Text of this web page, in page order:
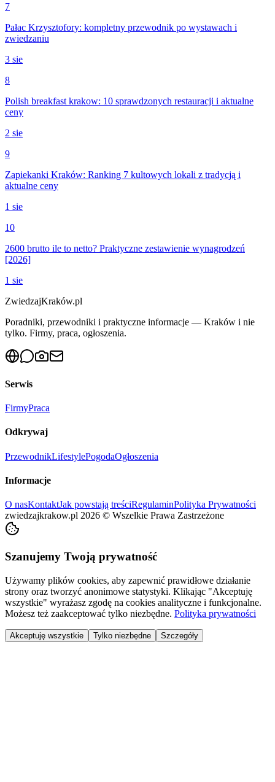
7
Pałac Krzysztofory: kompletny przewodnik po wystawach i
zwiedzaniu
3 sie
8
Polish breakfast krakow: 10 sprawdzonych restauracji i aktualne
ceny
2 sie
9
Zapiekanki Kraków: Ranking 7 kultowych lokali z tradycją i
aktualne ceny
1 sie
10
2600 brutto ile to netto? Praktyczne zestawienie wynagrodzeń
[2026]
1 sie
ZwiedzajKraków.pl
Poradniki, przewodniki i praktyczne informacje — Kraków i nie
tylko. Firmy, praca, ogłoszenia.
Serwis
FirmyPraca
Odkrywaj
PrzewodnikLifestylePogodaOgłoszenia
Informacje
O nasKontaktJak powstają treściRegulaminPolityka Prywatności
zwiedzajkrakow.pl 2026 © Wszelkie Prawa Zastrzeżone
Szanujemy Twoją prywatność
Używamy plików cookies, aby zapewnić prawidłowe działanie
strony oraz tworzyć anonimowe statystyki. Klikając "Akceptuję
wszystkie" wyrażasz zgodę na cookies analityczne i funkcjonalne.
Możesz też zaakceptować tylko niezbędne. Polityka prywatności
Akceptuję wszystkie Tylko niezbędne Szczegóły